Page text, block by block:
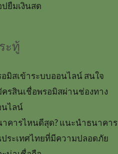
ยืมเงินสด
ะทู้
มิสเข้าระบบออนไลน์ สนใจ
ครสินเชื่อพรอมิสผ่านช่องทาง
นไลน์
าคารไหนดีสุด? แนะนำธนาคาร
ระเทศไทยที่มีความปลอดภัย